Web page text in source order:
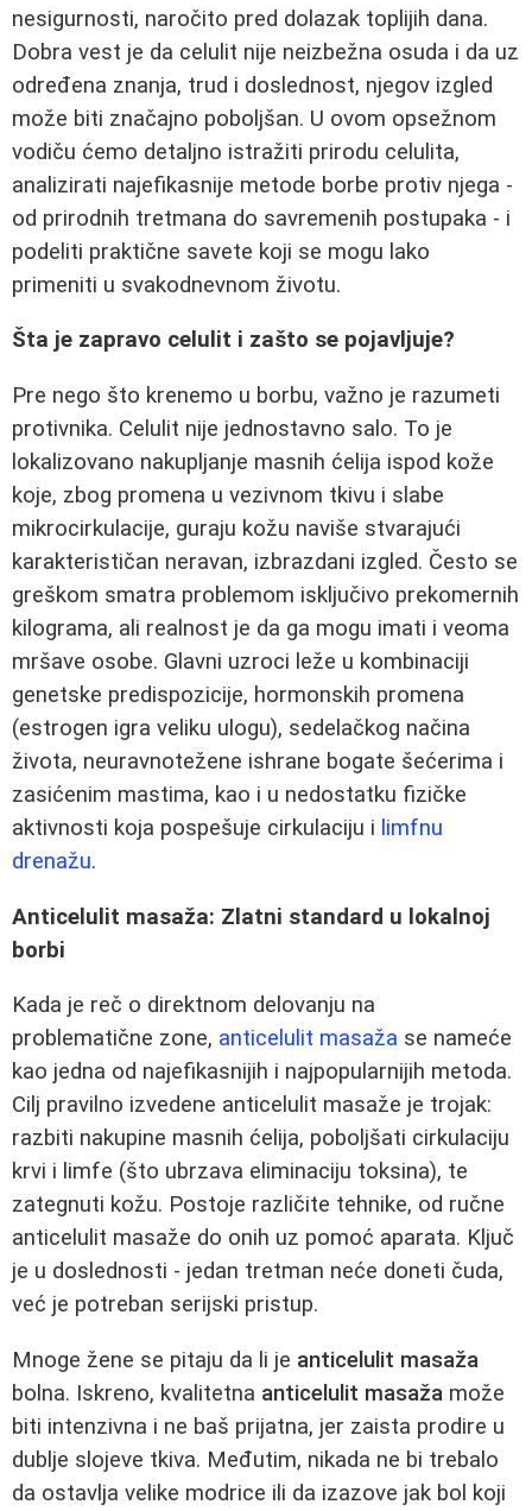
nesigurnosti, naročito pred dolazak toplijih dana.
Dobra vest je da celulit nije neizbežna osuda i da uz
određena znanja, trud i doslednost, njegov izgled
može biti značajno poboljšan. U ovom opsežnom
vodiču ćemo detaljno istražiti prirodu celulita,
analizirati najefikasnije metode borbe protiv njega -
od prirodnih tretmana do savremenih postupaka - i
podeliti praktične savete koji se mogu lako
primeniti u svakodnevnom životu.
Šta je zapravo celulit i zašto se pojavljuje?
Pre nego što krenemo u borbu, važno je razumeti
protivnika. Celulit nije jednostavno salo. To je
lokalizovano nakupljanje masnih ćelija ispod kože
koje, zbog promena u vezivnom tkivu i slabe
mikrocirkulacije, guraju kožu naviše stvarajući
karakterističan neravan, izbrazdani izgled. Često se
greškom smatra problemom isključivo prekomernih
kilograma, ali realnost je da ga mogu imati i veoma
mršave osobe. Glavni uzroci leže u kombinaciji
genetske predispozicije, hormonskih promena
(estrogen igra veliku ulogu), sedelačkog načina
života, neuravnotežene ishrane bogate šećerima i
zasićenim mastima, kao i u nedostatku fizičke
aktivnosti koja pospešuje cirkulaciju i limfnu
drenažu.
Anticelulit masaža: Zlatni standard u lokalnoj
borbi
Kada je reč o direktnom delovanju na
problematične zone, anticelulit masaža se nameće
kao jedna od najefikasnijih i najpopularnijih metoda.
Cilj pravilno izvedene anticelulit masaže je trojak:
razbiti nakupine masnih ćelija, poboljšati cirkulaciju
krvi i limfe (što ubrzava eliminaciju toksina), te
zategnuti kožu. Postoje različite tehnike, od ručne
anticelulit masaže do onih uz pomoć aparata. Ključ
je u doslednosti - jedan tretman neće doneti čuda,
već je potreban serijski pristup.
Mnoge žene se pitaju da li je anticelulit masaža
bolna. Iskreno, kvalitetna anticelulit masaža može
biti intenzivna i ne baš prijatna, jer zaista prodire u
dublje slojeve tkiva. Međutim, nikada ne bi trebalo
da ostavlja velike modrice ili da izazove jak bol koji